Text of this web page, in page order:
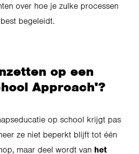
over hoe je zulke processen
begeleidt.
op een
Approach'?
op school krijgt pas
ze niet beperkt blijft tot één
maar deel wordt van het